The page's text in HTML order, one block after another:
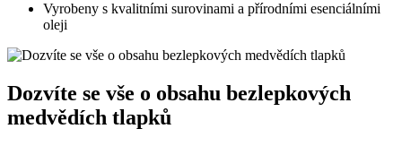
Vyrobeny s kvalitními surovinami a přírodními esenciálními
oleji
Dozvíte se vše o obsahu bezlepkových
medvědích tlapků